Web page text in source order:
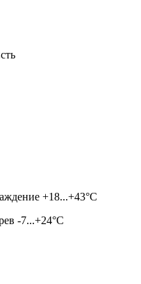
+18...+43°C
-7...+24°C